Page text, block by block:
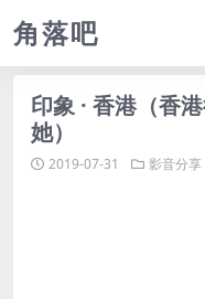
角落吧
印象 · 香港（香
她）
2019-07-31 影音分享